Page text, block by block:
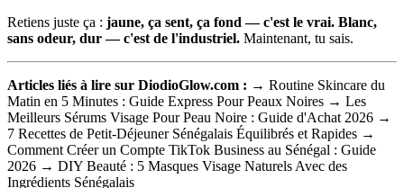
Retiens juste ça : jaune, ça sent, ça fond — c'est le vrai. Blanc,
sans odeur, dur — c'est de l'industriel. Maintenant, tu sais.
Articles liés à lire sur DiodioGlow.com : → Routine Skincare du
Matin en 5 Minutes : Guide Express Pour Peaux Noires → Les
Meilleurs Sérums Visage Pour Peau Noire : Guide d'Achat 2026 →
7 Recettes de Petit-Déjeuner Sénégalais Équilibrés et Rapides →
Comment Créer un Compte TikTok Business au Sénégal : Guide
2026 → DIY Beauté : 5 Masques Visage Naturels Avec des
Ingrédients Sénégalais